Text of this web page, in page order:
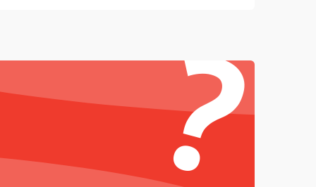
1000 ₽
Подробнее →
?